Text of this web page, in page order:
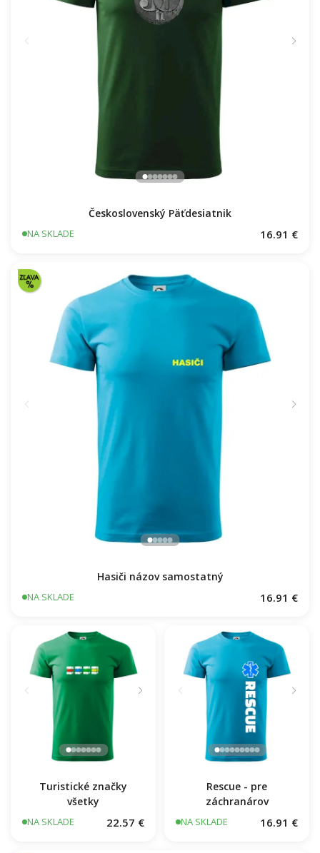
Československý Päťdesiatnik
NA SKLADE 16.91 €
Hasiči názov samostatný
NA SKLADE 16.91 €
Turistické značky
všetky
NA SKLADE 22.57 €
Rescue - pre
záchranárov
NA SKLADE 16.91 €